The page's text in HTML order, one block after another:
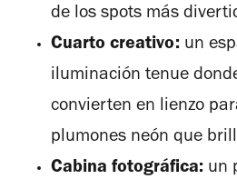
de los spots más
Cuarto creativo: un
iluminación tenue
convierten en lienzo
plumones neón que
Cabina fotográfica: un